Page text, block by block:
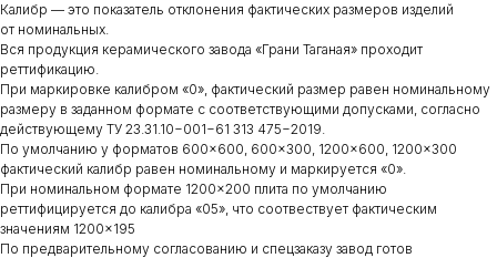
Калибр — это показатель отклонения фактических размеров изделий
от номинальных.
Вся продукция керамического завода «Грани Таганая» проходит
реттификацию.
При маркировке калибром «0», фактический размер равен номинальному
размеру в заданном формате с соответствующими допусками, согласно
действующему ТУ 23.31.10−001−61 313 475−2019.
По умолчанию у форматов 600×600, 600×300, 1200×600, 1200×300
фактический калибр равен номинальному и маркируется «0».
При номинальном формате 1200×200 плита по умолчанию
реттифицируется до калибра «05», что соотвествует фактическим
значениям 1200×195
По предварительному согласованию и спецзаказу завод готов